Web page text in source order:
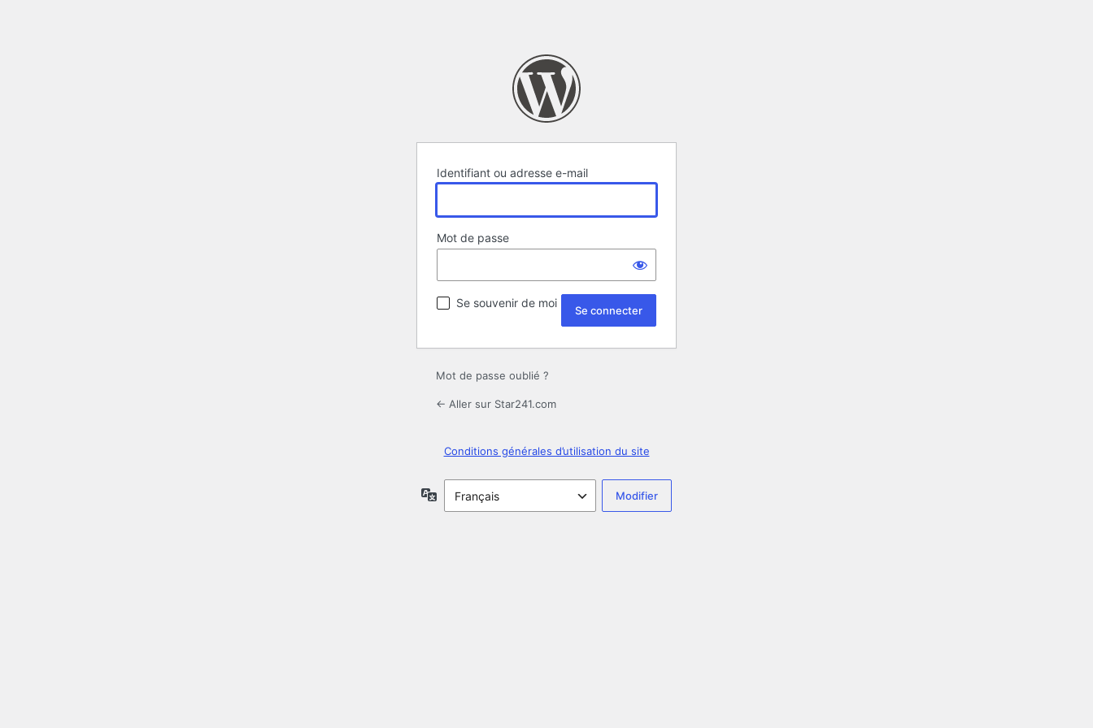
Identifiant ou adresse e-mail
Mot de passe
Se souvenir de moi
Mot de passe oublié ?
← Aller sur Star241.com
Conditions générales d’utilisation du site
Langue